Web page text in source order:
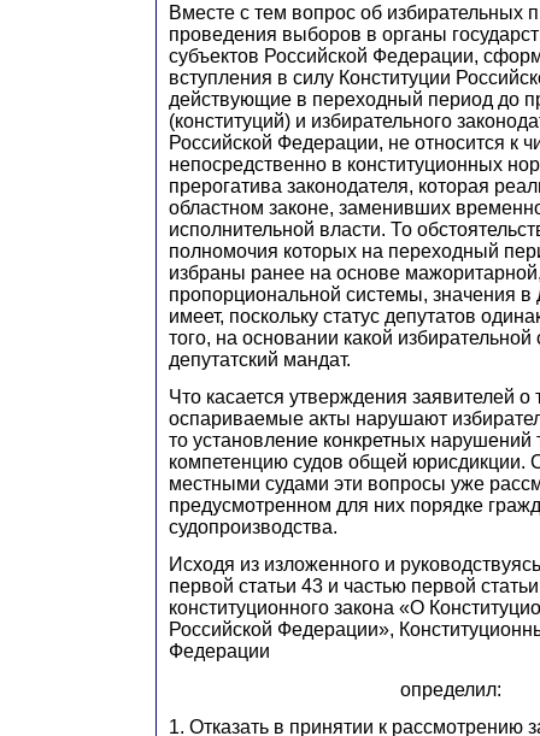
Вместе с тем вопрос об избирательных
проведения выборов в органы
субъектов Российской Федерации,
вступления в силу Конституции
действующие в переходный период до
(конституций) и избирательного
Российской Федерации, не относится к
непосредственно в конституционных
прерогатива законодателя, которая
областном законе, заменивших
исполнительной власти. То
полномочия которых на переходный
избраны ранее на основе
пропорциональной системы, значения в
имеет, поскольку статус депутатов
того, на основании какой
депутатский мандат.
Что касается утверждения заявителей о
оспариваемые акты нарушают
то установление конкретных нарушений
компетенцию судов общей юрисдикции.
местными судами эти вопросы уже
предусмотренном для них порядке
судопроизводства.
Исходя из изложенного и
первой статьи 43 и частью первой
конституционного закона «О
Российской Федерации»,
Федерации
определил:
1. Отказать в принятии к рассмотрению